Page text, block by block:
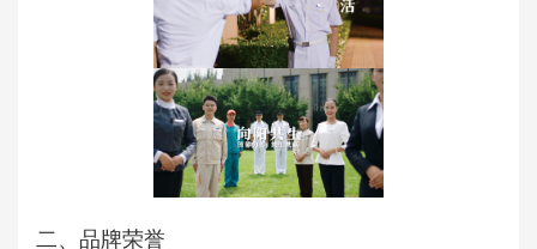
二、品牌荣誉